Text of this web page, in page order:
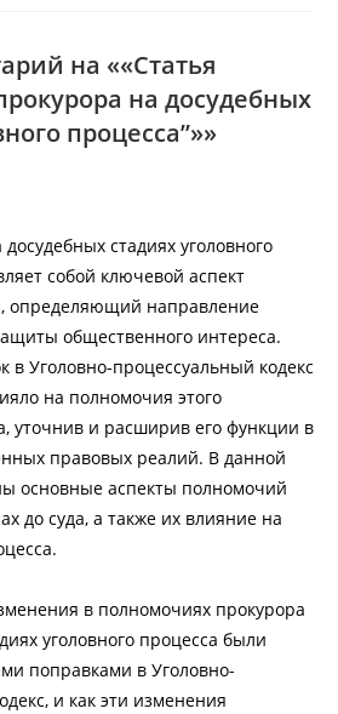
на ««Статья
на досудебных
процесса”»»
стадиях уголовного
собой ключевой аспект
определяющий направление
общественного интереса.
в Уголовно-процессуальный кодекс
на полномочия этого
уточнив и расширив его функции в
правовых реалий. В данной
основные аспекты полномочий
до суда, а также их влияние на
в полномочиях прокурора
уголовного процесса были
поправками в Уголовно-
и как эти изменения